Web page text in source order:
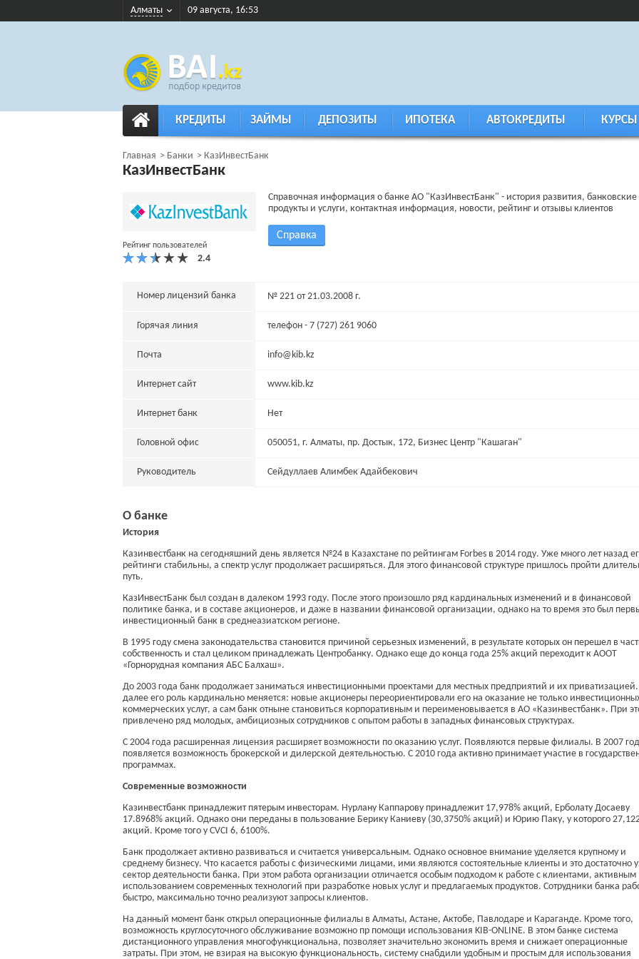
Алматы 09 августа, 16:53
КРЕДИТЫ ЗАЙМЫ ДЕПОЗИТЫ ИПОТЕКА АВТОКРЕДИТЫ
Главная Банки КазИнвестБанк
КазИнвестБанк
Рейтинг пользователей
Справочная информация о банке АО "КазИнвестБанк" - история развития, банковские
продукты и услуги, контактная информация, новости, рейтинг и отзывы клиентов
Справка
Номер лицензий банка № 221 от 21.03.2008 г.
Горячая линия телефон - 7 (727) 261 9060
Почта info@kib.kz
Интернет сайт www.kib.kz
Интернет банк Нет
Головной офис 050051, г. Алматы, пр. Достык, 172, Бизнес Центр "Кашаган"
Руководитель Сейдуллаев Алимбек Адайбекович
О банке
История
Казинвестбанк на сегодняшний день является №24 в Казахстане по рейтингам Forbes в 2014 году. Уже много лет назад
рейтинги стабильны, а спектр услуг продолжает расширяться. Для этого финансовой структуре пришлось пройти
путь.
КазИнвестБанк был создан в далеком 1993 году. После этого произошло ряд кардинальных изменений и в финансовой
политике банка, и в составе акционеров, и даже в названии финансовой организации, однако на то время это был
инвестиционный банк в среднеазиатском регионе.
В 1995 году смена законодательства становится причиной серьезных изменений, в результате которых он перешел в
собственность и стал целиком принадлежать Центробанку. Однако еще до конца года 25% акций переходит к АООТ
«Горнорудная компания АБС Балхаш».
До 2003 года банк продолжает заниматься инвестиционными проектами для местных предприятий и их приватизацией.
далее его роль кардинально меняется: новые акционеры переориентировали его на оказание не только
коммерческих услуг, а сам банк отныне становиться корпоративным и переименовывается в АО «Казинвестбанк». При
привлечено ряд молодых, амбициозных сотрудников с опытом работы в западных финансовых структурах.
С 2004 года расширенная лицензия расширяет возможности по оказанию услуг. Появляются первые филиалы. В 2007
появляется возможность брокерской и дилерской деятельностью. С 2010 года активно принимает участие в
программах.
Современные возможности
Казинвестбанк принадлежит пятерым инвесторам. Нурлану Каппарову принадлежит 17,978% акций, Ерболату Досаеву
17.8968% акций. Однако они переданы в пользование Берику Каниеву (30,3750% акций) и Юрию Паку, у которого
акций. Кроме того у CVCI 6, 6100%.
Банк продолжает активно развиваться и считается универсальным. Однако основное внимание уделяется крупному и
среднему бизнесу. Что касается работы с физическими лицами, ими являются состоятельные клиенты и это достаточно
сектор деятельности банка. При этом работа организации отличается особым подходом к работе с клиентами, активным
использованием современных технологий при разработке новых услуг и предлагаемых продуктов. Сотрудники банка
быстро, максимально точно реализуют запросы клиентов.
На данный момент банк открыл операционные филиалы в Алматы, Астане, Актобе, Павлодаре и Караганде. Кроме того,
возможность круглосуточного обслуживание возможно пр помощи использования KIB-ONLINE. В этом банке система
дистанционного управления многофункциональна, позволяет значительно экономить время и снижает операционные
затраты. При этом, не взирая на высокую функциональность, систему снабдили удобным и простым для использования